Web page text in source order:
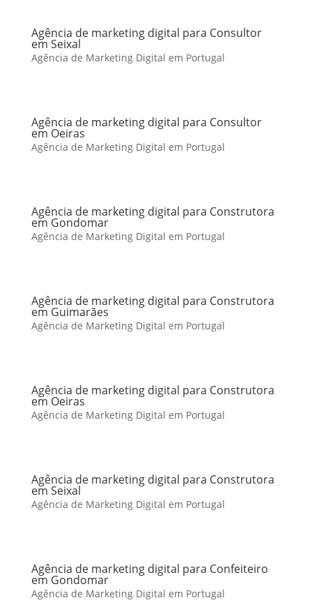
Agência de marketing digital para Consultor
em Seixal
Agência de Marketing Digital em Portugal
Agência de marketing digital para Consultor
em Oeiras
Agência de Marketing Digital em Portugal
Agência de marketing digital para Construtora
em Gondomar
Agência de Marketing Digital em Portugal
Agência de marketing digital para Construtora
em Guimarães
Agência de Marketing Digital em Portugal
Agência de marketing digital para Construtora
em Oeiras
Agência de Marketing Digital em Portugal
Agência de marketing digital para Construtora
em Seixal
Agência de Marketing Digital em Portugal
Agência de marketing digital para Confeiteiro
em Gondomar
Agência de Marketing Digital em Portugal